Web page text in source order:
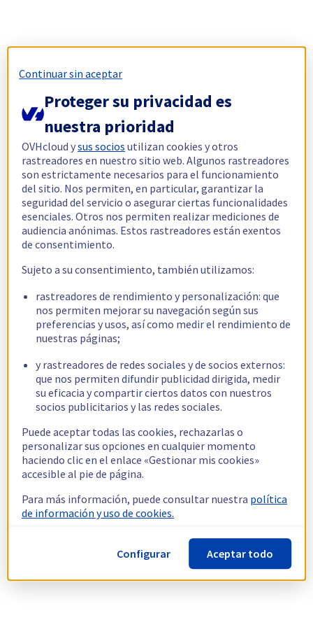
Continuar sin aceptar
Proteger su privacidad es
nuestra prioridad
OVHcloud ysus socios utilizan cookies y otros
rastreadores en nuestro sitio web. Algunos rastreadores
son estrictamente necesarios para el funcionamiento
del sitio. Nos permiten, en particular, garantizar la
seguridad del servicio o asegurar ciertas funcionalidades
esenciales. Otros nos permiten realizar mediciones de
audiencia anónimas. Estos rastreadores están exentos
de consentimiento.
Sujeto a su consentimiento, también utilizamos:
rastreadores de rendimiento y personalización: que
nos permiten mejorar su navegación según sus
preferencias y usos, así como medir el rendimiento de
nuestras páginas;
y rastreadores de redes sociales y de socios externos:
que nos permiten difundir publicidad dirigida, medir
su eficacia y compartir ciertos datos con nuestros
socios publicitarios y las redes sociales.
Puede aceptar todas las cookies, rechazarlas o
personalizar sus opciones en cualquier momento
haciendo clic en el enlace «Gestionar mis cookies»
accesible al pie de página.
Para más información, puede consultar nuestra política
de información y uso de cookies.
Configurar Aceptar todo